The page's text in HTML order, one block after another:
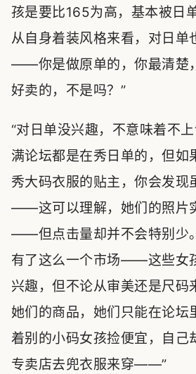
孩是要比165为高，基本被日
从自身着装风格来看，对日单
——你是做原单的，你最清楚
好卖的，不是吗？”
“对日单没兴趣，不意味着不
满论坛都是在秀日单的，但如
秀大码衣服的贴主，你会发现
——这可以理解，她们的照片
——但点击量却并不会特别少
有了这么一个市场——这些女
兴趣，但不论从审美还是尺码
她们的商品，她们只能在论坛
着别的小码女孩捡便宜，自己
专卖店去兜衣服来穿——”